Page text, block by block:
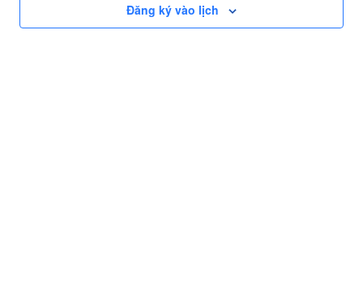
Xem
Đăng ký vào lịch